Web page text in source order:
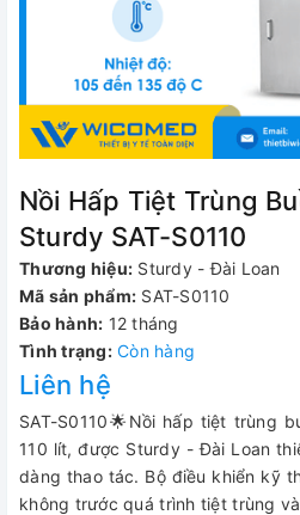
Nồi Hấp Tiệt Trùng
Sturdy SAT-S0110
Thương hiệu: Sturdy - Đài Loan
Mã sản phẩm: SAT-S0110
Bảo hành: 12 tháng
Tình trạng: Còn hàng
Liên hệ
SAT-S0110🌟Nồi hấp tiệt trùng
110 lít, được Sturdy - Đài Loan
dàng thao tác. Bộ điều khiển kỹ
không trước quá trình tiệt trùng